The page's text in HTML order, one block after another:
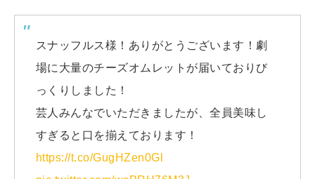
スナッフルス様！ありがとうございます！劇
場に大量のチーズオムレットが届いておりび
っくりしました！
芸人みんなでいただきましたが、全員美味し
すぎると口を揃えております！
https://t.co/GugHZen0Gl